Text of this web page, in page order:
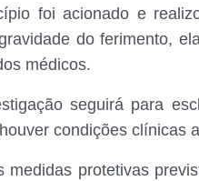
foi acionado e
do ferimento,
médicos.
seguirá para
condições clínicas
medidas protetivas